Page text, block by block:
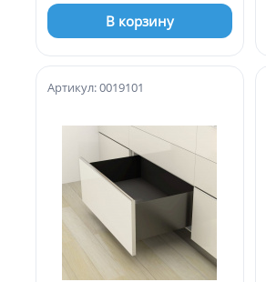
В корзину
Артикул: 0019101